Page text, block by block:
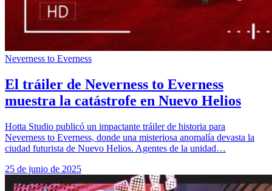
Neverness to Everness
El tráiler de Neverness to Everness
muestra la catástrofe en Nuevo Helios
Hotta Studio publicó un impactante tráiler de historia para
Neverness to Everness, donde una misteriosa anomalía devasta la
ciudad futurista de Nuevo Helios. Agentes de la unidad…
25 de junio de 2025